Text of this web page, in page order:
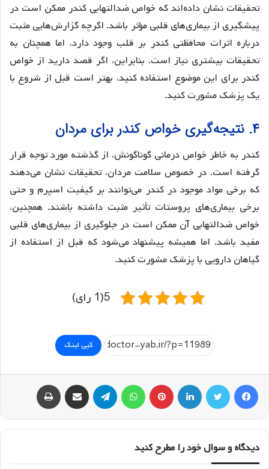
تحقیقات نشان داده‌اند که خواص ضدالتهابی کندر ممکن است در
پیشگیری از بیماری‌های قلبی مؤثر باشد. اگرچه گزارش‌هایی مثبت
درباره اثرات محافظتی کندر بر قلب وجود دارد، اما همچنان به
تحقیقات بیشتری نیاز است. بنابراین، اگر قصد دارید از خواص
کندر برای این موضوع استفاده کنید، بهتر است قبل از شروع با
یک پزشک مشورت کنید.
۴. نتیجه‌گیری خواص کندر برای مردان
کندر به خاطر خواص درمانی گوناگونش، از گذشته مورد توجه قرار
گرفته است. در خصوص سلامت مردان، تحقیقات نشان می‌دهند
که برخی مواد موجود در کندر می‌توانند بر کیفیت اسپرم و حتی
برخی بیماری‌های پروستات تأثیر مثبت داشته باشند. همچنین،
خواص ضدالتهابی آن ممکن است در جلوگیری از بیماری‌های قلبی
مفید باشد. اما همیشه پیشنهاد می‌شود که قبل از استفاده از
گیاهان دارویی با پزشک مشورت کنید.
5(1 رای)
کپی لینک
فیسبوک توییتر لینکداین پینتریست تلگرام اشتراک گذاری با ایمیل
دیدگاه و سوال خود را مطرح کنید